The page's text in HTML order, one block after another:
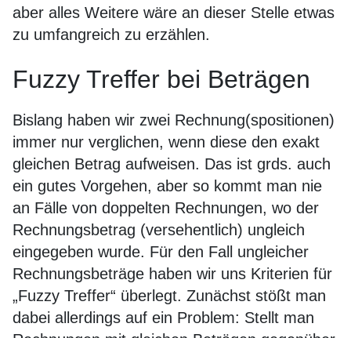
aber alles Weitere wäre an dieser Stelle etwas
zu umfangreich zu erzählen.
Fuzzy Treffer bei Beträgen
Bislang haben wir zwei Rechnung(spositionen)
immer nur verglichen, wenn diese den exakt
gleichen Betrag aufweisen. Das ist grds. auch
ein gutes Vorgehen, aber so kommt man nie
an Fälle von doppelten Rechnungen, wo der
Rechnungsbetrag (versehentlich) ungleich
eingegeben wurde. Für den Fall ungleicher
Rechnungsbeträge haben wir uns Kriterien für
„Fuzzy Treffer“ überlegt. Zunächst stößt man
dabei allerdings auf ein Problem: Stellt man